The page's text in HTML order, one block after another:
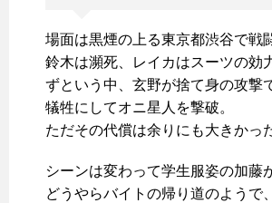
場面は黒煙の上る東京都渋谷で戦
鈴木は瀕死、レイカはスーツの効
ずという中、玄野が捨て身の攻撃
犠牲にしてオニ星人を撃破。
ただその代償は余りにも大きかっ
シーンは変わって学生服姿の加藤
どうやらバイトの帰り道のようで